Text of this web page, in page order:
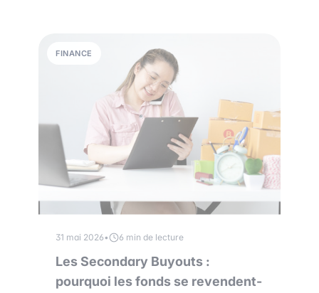
FINANCE
31 mai 2026• 6 min de lecture
Les Secondary Buyouts :
pourquoi les fonds se revendent-